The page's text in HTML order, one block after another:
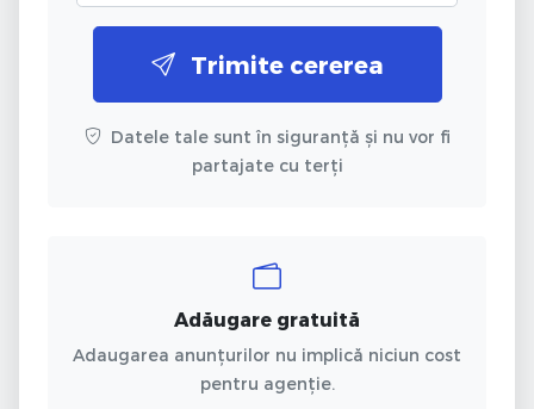
Trimite cererea
Datele tale sunt în siguranță și nu vor fi
partajate cu terți
Adăugare gratuită
Adaugarea anunțurilor nu implică niciun cost
pentru agenție.